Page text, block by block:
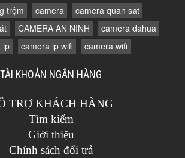
trộm
camera
camera quan sat
CAMERA AN NINH
camera dahua
ip
camera ip wifi camera wifi
TÀI KHOẢN NGÂN HÀNG
TRỢ KHÁCH HÀNG
Tìm kiếm
Giới thiệu
Chính sách đổi trả